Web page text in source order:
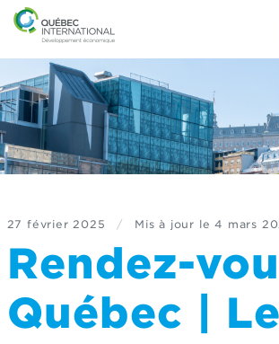
27 février 2025 / Mis à jour le 4 mars
Rendez-
Québec | Le